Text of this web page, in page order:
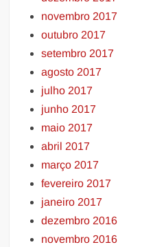
novembro 2017
outubro 2017
setembro 2017
agosto 2017
julho 2017
junho 2017
maio 2017
abril 2017
março 2017
fevereiro 2017
janeiro 2017
dezembro 2016
novembro 2016